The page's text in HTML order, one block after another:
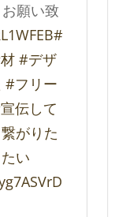
願い致
#
#デザ
#フリー
伝して
がりた
い